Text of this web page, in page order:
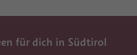
für dich in Südtirol